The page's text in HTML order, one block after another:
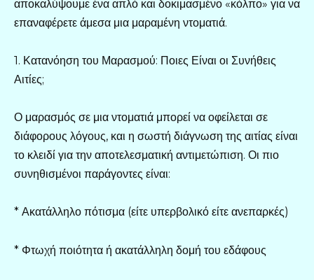
αποκαλύψουμε ένα απλό και δοκιμασμένο «κόλπο» για να
επαναφέρετε άμεσα μια μαραμένη ντοματιά.
1. Κατανόηση του Μαρασμού: Ποιες Είναι οι Συνήθεις
Αιτίες;
Ο μαρασμός σε μια ντοματιά μπορεί να οφείλεται σε
διάφορους λόγους, και η σωστή διάγνωση της αιτίας είναι
το κλειδί για την αποτελεσματική αντιμετώπιση. Οι πιο
συνηθισμένοι παράγοντες είναι:
* Ακατάλληλο πότισμα (είτε υπερβολικό είτε ανεπαρκές)
* Φτωχή ποιότητα ή ακατάλληλη δομή του εδάφους